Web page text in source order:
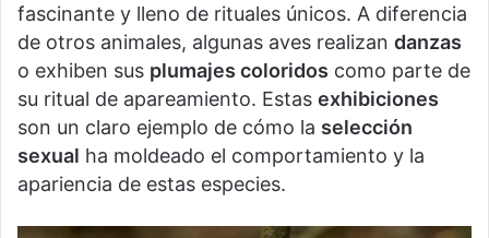
fascinante y lleno de rituales únicos. A diferencia
de otros animales, algunas aves realizan danzas
o exhiben sus plumajes coloridos como parte de
su ritual de apareamiento. Estas exhibiciones
son un claro ejemplo de cómo la selección
sexual ha moldeado el comportamiento y la
apariencia de estas especies.